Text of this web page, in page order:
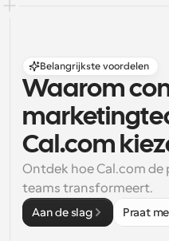
Belangrijkste voordelen
Waarom
Cal.com
Ontdek hoe Cal.com
teams transformeert.
Aan de slag Praat